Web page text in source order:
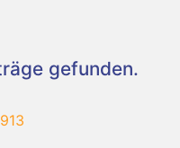
gefunden.